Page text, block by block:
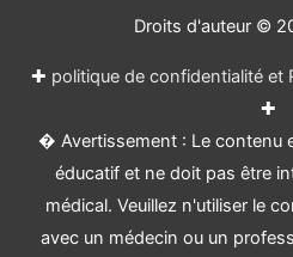
Droits d'auteur ©
✚ politique de confidentialité et
✚
� Avertissement : Le contenu
éducatif et ne doit pas être
médical. Veuillez n'utiliser le
avec un médecin ou un